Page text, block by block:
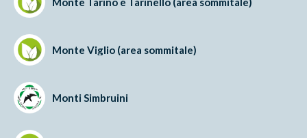
Monte Viglio (area sommitale)
Monti Simbruini